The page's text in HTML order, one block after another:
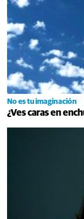
No es tu imaginación
¿Ves caras en